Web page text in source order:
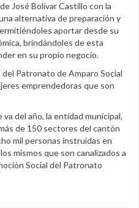
José Bolívar Castillo con la
alternativa de preparación y
aportar desde su
brindándoles de esta
en su propio negocio.
Patronato de Amparo Social
emprendedoras que son
del año, la entidad municipal,
de 150 sectores del cantón
mil personas instruidas en
mismos que son canalizados a
Social del Patronato